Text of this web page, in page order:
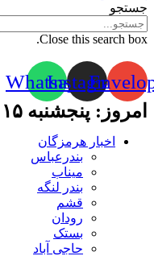
جستجو
Close this search box.
Instagram
Whatsapp
امروز: پنجشنبه ۱۵ مرداد ۱۴۰۵
اخبار هرمزگان
بندرعباس
میناب
بندر لنگه
قشم
رودان
بستک
حاجی آباد